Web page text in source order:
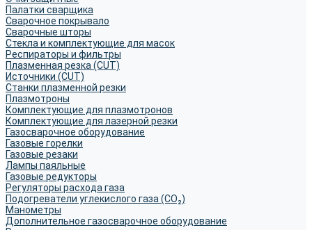
Палатки сварщика
Сварочное покрывало
Сварочные шторы
Стекла и комплектующие для масок
Респираторы и фильтры
Плазменная резка (CUT)
Источники (CUT)
Станки плазменной резки
Плазмотроны
Комплектующие для плазмотронов
Комплектующие для лазерной резки
Газосварочное оборудование
Газовые горелки
Газовые резаки
Лампы паяльные
Газовые редукторы
Регуляторы расхода газа
Подогреватели углекислого газа (CO₂)
Манометры
Дополнительное газосварочное оборудование